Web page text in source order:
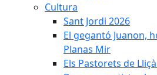
Cultura
Sant Jordi 2026
El gegantó Juanon,
Planas Mir
Els Pastorets de